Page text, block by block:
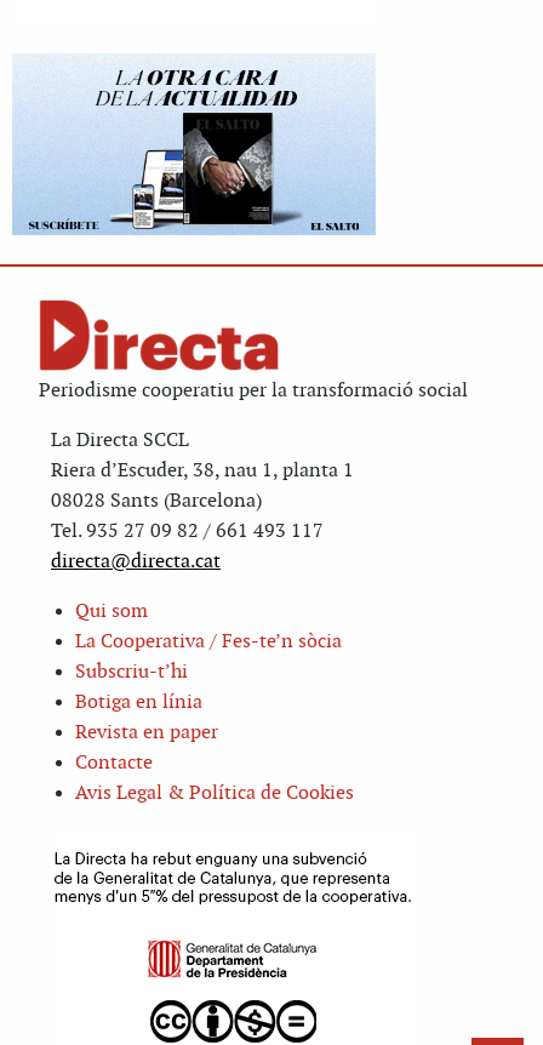
Periodisme cooperatiu per la transformació social
La Directa SCCL
Riera d’Escuder, 38, nau 1, planta 1
08028 Sants (Barcelona)
Tel. 935 27 09 82 / 661 493 117
directa@directa.cat
Qui som
La Cooperativa / Fes-te’n sòcia
Subscriu-t’hi
Botiga en línia
Revista en paper
Contacte
Avis Legal & Política de Cookies